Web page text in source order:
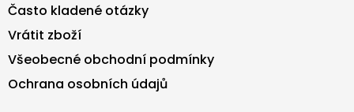
Často kladené otázky
Vrátit zboží
Všeobecné obchodní podmínky
Ochrana osobních údajů